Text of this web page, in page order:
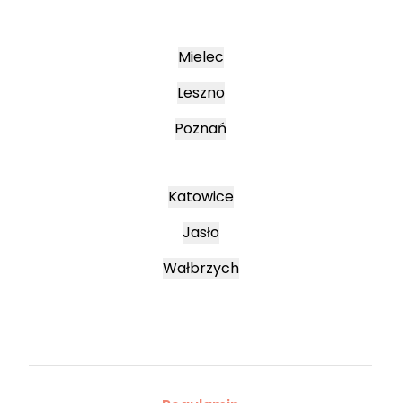
Mielec
Leszno
Poznań
Katowice
Jasło
Wałbrzych